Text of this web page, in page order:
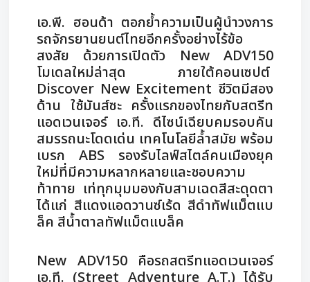
เอ.พี. ฮอนด้า ตอกย้ำความเป็นผู้นำวงการ
รถจักรยานยนต์ไทยอีกครั้งอย่างไร้ข้อ
สงสัย ด้วยการเปิดตัว New ADV150
โมเดลใหม่ล่าสุด ภายใต้คอนเซปต์
Discover New Excitement ชีวิตมีสอง
ด้าน ใช้มันส์ซะ ครั้งแรกของไทยกับสตรีท
แอดเวนเจอร์ เอ.ที. ดีไซน์เฉียบคมรอบคัน
สมรรถนะโดดเด่น เทคโนโลยีล้ำสมัย พร้อม
เบรก ABS รองรับไลฟ์สไตล์คนเมืองยุค
ใหม่ที่มีความหลากหลายและชอบความ
ท้าทาย เท่ทุกมุมมองกับสามเฉดสีสะดุดตา
ได้แก่ สีแดงแอดวานซ์เร้ด สีดำทัฟแม็ตแบ
ล็ค สีน้ำตาลทัฟแม็ตแบล็ค
New ADV150 คือรถสตรีทแอดเวนเจอร์
เอ.ที. (Street Adventure A.T.) ได้รับ